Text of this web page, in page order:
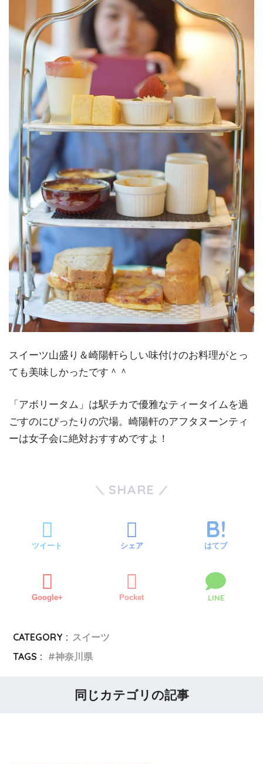
スイーツ山盛り＆崎陽軒らしい味付けのお料理がとっ
ても美味しかったです＾＾
「アボリータム」は駅チカで優雅なティータイムを過
ごすのにぴったりの穴場。崎陽軒のアフタヌーンティ
ーは女子会に絶対おすすめですよ！
SHARE
ツイート シェア はてブ
Google+ Pocket LINE
CATEGORY : スイーツ
TAGS :
神奈川県
同じカテゴリの記事